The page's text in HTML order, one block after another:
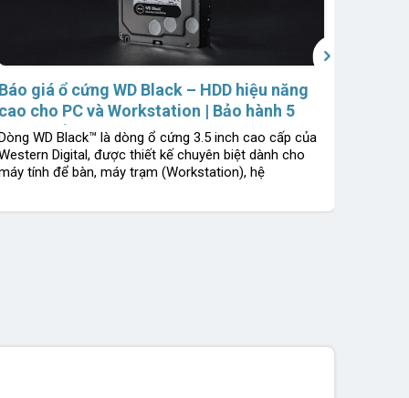
Báo giá ổ cứng WD Black – HDD hiệu năng
cao cho PC và Workstation | Bảo hành 5
1 đổi 1 | Chính hãng Western Digital
Dòng WD Black™ là dòng ổ cứng 3.5 inch cao cấp của
Digital, được thiết kế chuyên biệt dành cho
tính để bàn, máy trạm (Workstation), hệ
›